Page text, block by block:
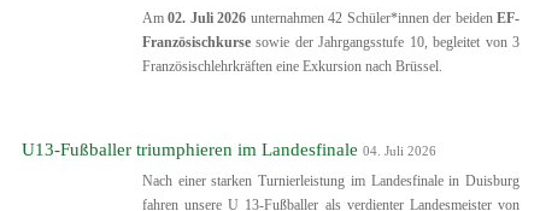
Am02. Juli 2026 unternahmen 42 Schüler*innen der beidenEF-
Französischkurse sowie der Jahrgangsstufe 10, begleitet von 3
Französischlehrkräften eine Exkursion nach Brüssel.
U13-Fußballer triumphieren im Landesfinale 04. Juli 2026
Nach einer starken Turnierleistung im Landesfinale in Duisburg
fahren unsere U 13-Fußballer als verdienter Landesmeister von